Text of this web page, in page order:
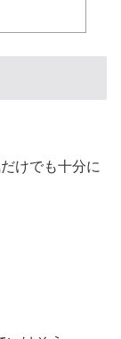
が存在してる
ニメといえば
日本の医療
「あんな状況
同じように行
こちら
けでも十分に